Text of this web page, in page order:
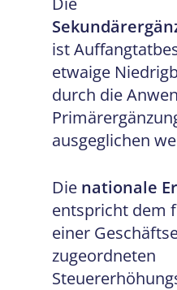
ist
etwaige
durch die
ausgeglichen
Die nationale
entspricht dem
einer
zugeordneten